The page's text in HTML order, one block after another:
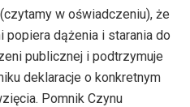
w oświadczeniu), że
popiera dążenia i starania do
publicznej i podtrzymuje
deklaracje o konkretnym
Pomnik Czynu